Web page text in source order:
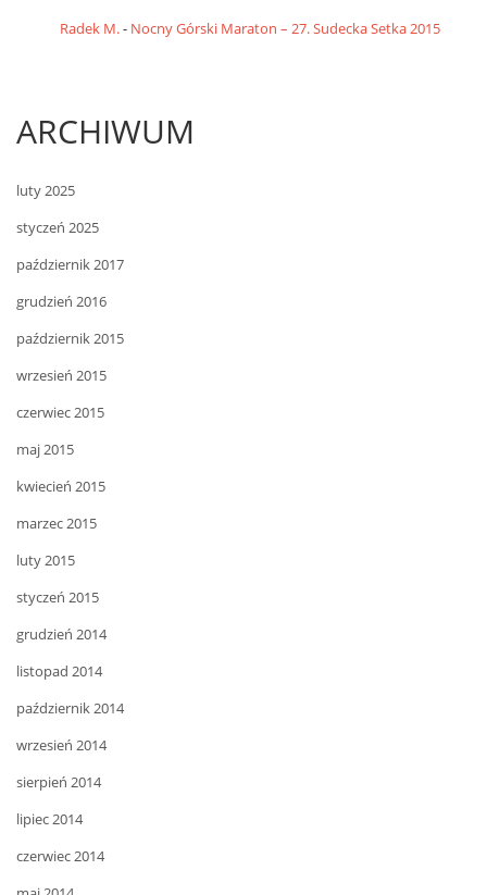
Radek M.- Nocny Górski Maraton – 27. Sudecka Setka 2015
ARCHIWUM
luty 2025
styczeń 2025
październik 2017
grudzień 2016
październik 2015
wrzesień 2015
czerwiec 2015
maj 2015
kwiecień 2015
marzec 2015
luty 2015
styczeń 2015
grudzień 2014
listopad 2014
październik 2014
wrzesień 2014
sierpień 2014
lipiec 2014
czerwiec 2014